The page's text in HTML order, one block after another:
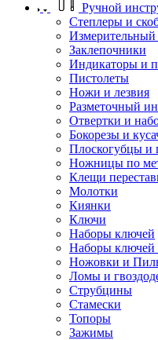
Ручной
Степлеры и
Измерительный
Заклепочники
Индикаторы и
Пистолеты
Ножи и лезвия
Разметочный
Отвертки и
Бокорезы и
Плоскогубцы и
Ножницы по
Клещи
Молотки
Киянки
Ключи
Наборы ключей
Наборы ключей
Ножовки и
Ломы и
Струбцины
Стамески
Топоры
Зажимы